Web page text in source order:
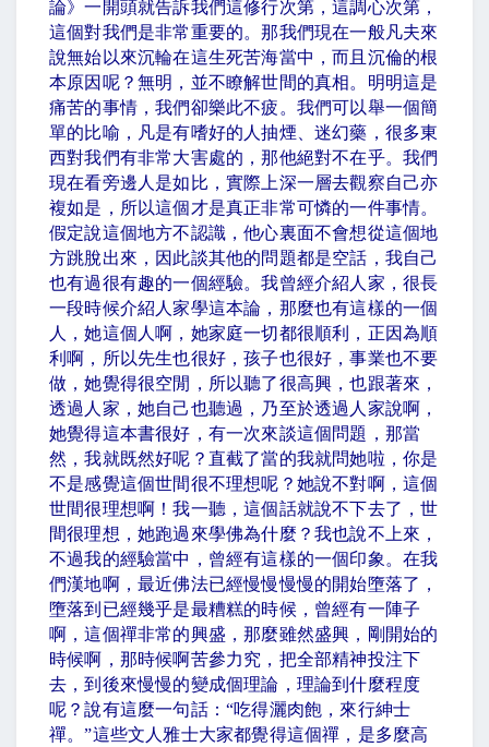
論》一開頭就告訴我們這修行次第，這調心次第，
這個對我們是非常重要的。那我們現在一般凡夫來
說無始以來沉輪在這生死苦海當中，而且沉倫的根
本原因呢？無明，並不瞭解世間的真相。明明這是
痛苦的事情，我們卻樂此不疲。我們可以舉一個簡
單的比喻，凡是有嗜好的人抽煙、迷幻藥，很多東
西對我們有非常大害處的，那他絕對不在乎。我們
現在看旁邊人是如比，實際上深一層去觀察自己亦
複如是，所以這個才是真正非常可憐的一件事情。
假定說這個地方不認識，他心裏面不會想從這個地
方跳脫出來，因此談其他的問題都是空話，我自己
也有過很有趣的一個經驗。我曾經介紹人家，很長
一段時候介紹人家學這本論，那麼也有這樣的一個
人，她這個人啊，她家庭一切都很順利，正因為順
利啊，所以先生也很好，孩子也很好，事業也不要
做，她覺得很空閒，所以聽了很高興，也跟著來，
透過人家，她自己也聽過，乃至於透過人家說啊，
她覺得這本書很好，有一次來談這個問題，那當
然，我就既然好呢？直截了當的我就問她啦，你是
不是感覺這個世間很不理想呢？她說不對啊，這個
世間很理想啊！我一聽，這個話就說不下去了，世
間很理想，她跑過來學佛為什麼？我也說不上來，
不過我的經驗當中，曾經有這樣的一個印象。在我
們漢地啊，最近佛法已經慢慢慢慢的開始墮落了，
墮落到已經幾乎是最糟糕的時候，曾經有一陣子
啊，這個禪非常的興盛，那麼雖然盛興，剛開始的
時候啊，那時候啊苦參力究，把全部精神投注下
去，到後來慢慢的變成個理論，理論到什麼程度
呢？說有這麼一句話： “吃得灑肉飽，來行紳士
禪。”這些文人雅士大家都覺得這個禪，是多麼高